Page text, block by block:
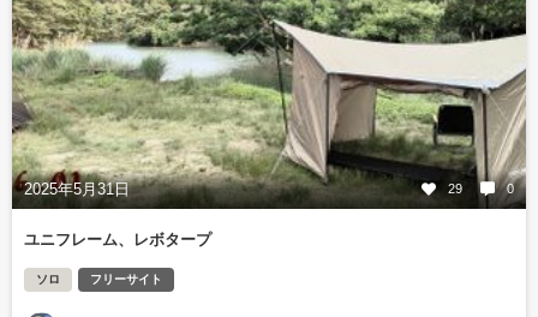
2025年5月31日 29 0
ユニフレーム、レボタープ
ソロ フリーサイト